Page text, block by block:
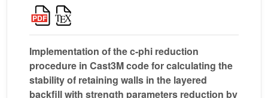
Implementation of the c-phi reduction
procedure in Cast3M code for calculating the
stability of retaining walls in the layered
backfill with strength parameters reduction by